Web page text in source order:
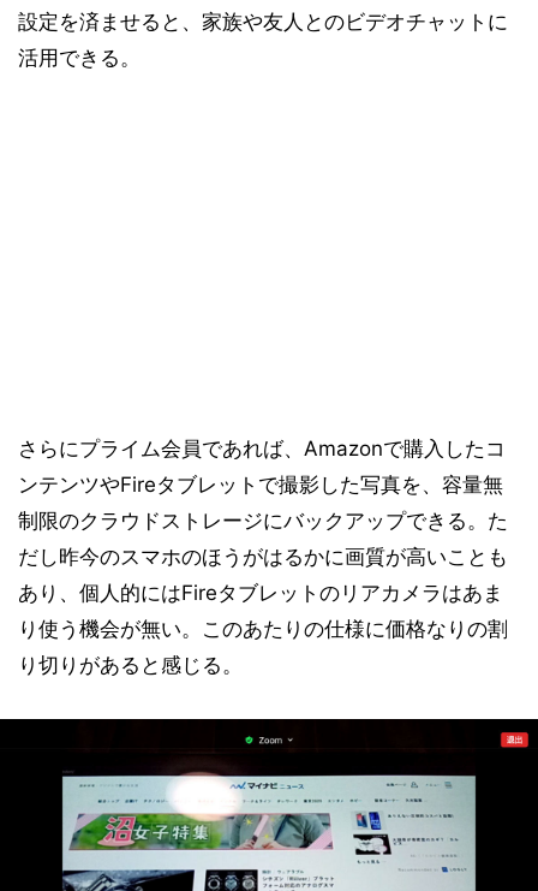
設定を済ませると、家族や友人とのビデオチャットに
活用できる。
さらにプライム会員であれば、Amazonで購入したコ
ンテンツやFireタブレットで撮影した写真を、容量無
制限のクラウドストレージにバックアップできる。た
だし昨今のスマホのほうがはるかに画質が高いことも
あり、個人的にはFireタブレットのリアカメラはあま
り使う機会が無い。このあたりの仕様に価格なりの割
り切りがあると感じる。